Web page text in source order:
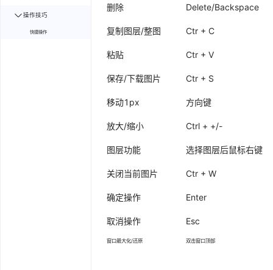
操作技巧
快捷操作
删除 Delete/Backspace
复制图层/整图 Ctr + C
粘贴 Ctr + V
保存/下载图片 Ctr + S
移动1px 方向键
放大/缩小 Ctrl + +/-
图层功能 选择图层后鼠标右键
关闭当前图片 Ctr + W
确定操作 Enter
取消操作 Esc
窗口最大化/还原 双击窗口顶部